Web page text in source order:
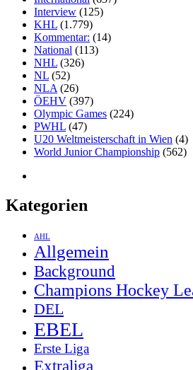
Interview (125)
KHL (1.779)
Kommentar: (14)
National (113)
NHL (326)
NL (52)
NLA (26)
ÖEHV (397)
Olympic Games (224)
PWHL (47)
U20 Weltmeisterschaft in Wien (4)
World Junior Championship (562)
Kategorien
AHL
Allgemein
Background
Champions Hockey
DEL
EBEL
Erste Liga
Extraliga